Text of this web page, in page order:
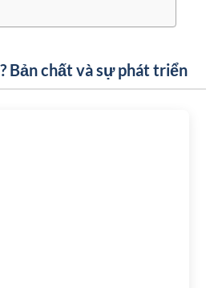
Bản chất và sự phát triển